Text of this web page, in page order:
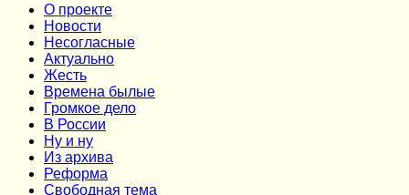
О проекте
Новости
Несогласные
Актуально
Жесть
Времена былые
Громкое дело
В России
Ну и ну
Из архива
Реформа
Cвободная тема